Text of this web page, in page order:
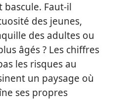
Faut-il
des jeunes,
des adultes ou
âgés ? Les chiffres
les risques au
un paysage où
ses propres